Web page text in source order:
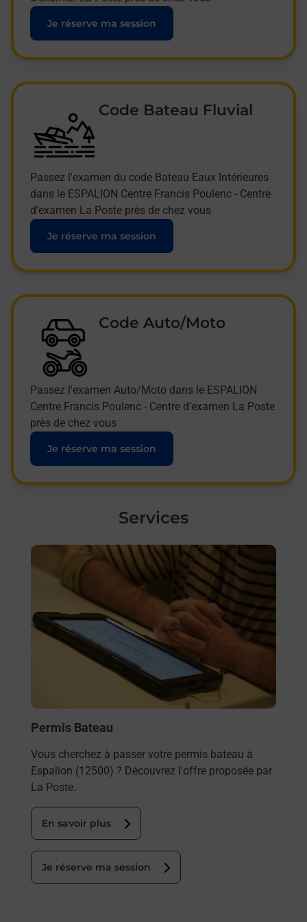
Je réserve ma session
Code Bateau Fluvial
Passez l'examen du code Bateau Eaux Intérieures
dans le ESPALION Centre Francis Poulenc - Centre
d'examen La Poste près de chez vous
Je réserve ma session
Code Auto/Moto
Passez l'examen Auto/Moto dans le ESPALION
Centre Francis Poulenc - Centre d'examen La Poste
près de chez vous
Je réserve ma session
Services
En savoir plus
Permis Bateau
Vous cherchez à passer votre permis bateau à
Espalion (12500) ? Découvrez l'offre proposée par
La Poste.
En savoir plus
Je réserve ma session